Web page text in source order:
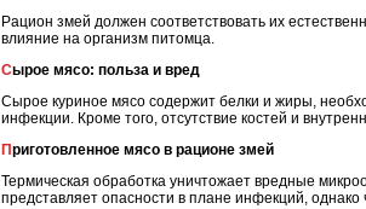
Рацион змей должен соответствовать их
влияние на организм питомца.
Сырое мясо: польза и вред
Сырое куриное мясо содержит белки и жиры,
инфекции. Кроме того, отсутствие костей и
Приготовленное мясо в рационе змей
Термическая обработка уничтожает вредные
представляет опасности в плане инфекций,